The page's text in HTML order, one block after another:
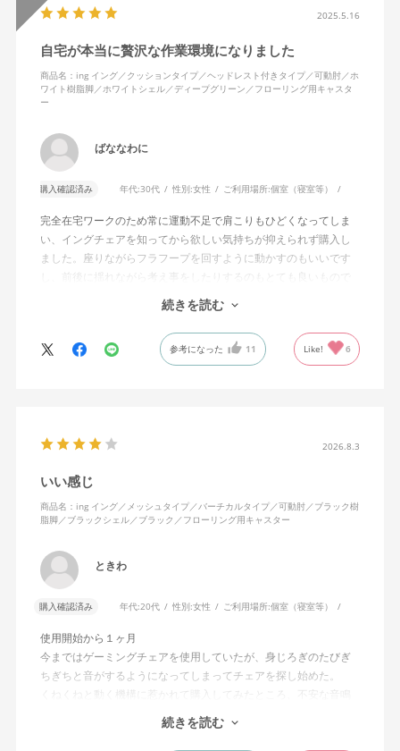
2025.5.16
自宅が本当に贅沢な作業環境になりました
商品名：ing イング／クッションタイプ／ヘッドレスト付きタイプ／可動肘／ホ
ワイト樹脂脚／ホワイトシェル／ディープグリーン／フローリング用キャスタ
ー
ばななわに
購入確認済み 年代:30代 性別:女性 ご利用場所:個室（寝室等）
完全在宅ワークのため常に運動不足で肩こりもひどくなってしま
い、イングチェアを知ってから欲しい気持ちが抑えられず購入し
ました。座りながらフラフープを回すように動かすのもいいです
し、前後に揺れながら考え事をしたりするのもとても良いもので
す。カチャカチャ音が鳴るわけではないのですが、オフィスで揺
れてばっかだと怒られそうですが、自宅なら何も気にせずに使え
特に前後に揺らす時にヘッドレストありで購入して良かったと思
えます。揺れを止める機能もちゃんとあります。
続きを読む
参考になった 11 Like! 6
2026.8.3
いい感じ
商品名：ing イング／メッシュタイプ／バーチカルタイプ／可動肘／ブラック樹
脂脚／ブラックシェル／ブラック／フローリング用キャスター
ときわ
購入確認済み 年代:20代 性別:女性 ご利用場所:個室（寝室等）
使用開始から１ヶ月
今まではゲーミングチェアを使用していたが、身じろぎのたびぎ
ちぎちと音がするようになってしまってチェアを探し始めた。
くねくねと動く機構に惹かれて購入してみたところ、不安な音鳴
りは無くなった！但し座る時と立つ時はカッチョンと音がする。
これは座っていない時に椅子が倒れないように立ち上がると水平
続きを読む